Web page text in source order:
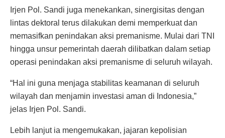
Irjen Pol. Sandi juga menekankan, sinergisitas dengan
lintas dektoral terus dilakukan demi memperkuat dan
memasifkan penindakan aksi premanisme. Mulai dari TNI
hingga unsur pemerintah daerah dilibatkan dalam setiap
operasi penindakan aksi premanisme di seluruh wilayah.
“Hal ini guna menjaga stabilitas keamanan di seluruh
wilayah dan menjamin investasi aman di Indonesia,”
jelas Irjen Pol. Sandi.
Lebih lanjut ia mengemukakan, jajaran kepolisian